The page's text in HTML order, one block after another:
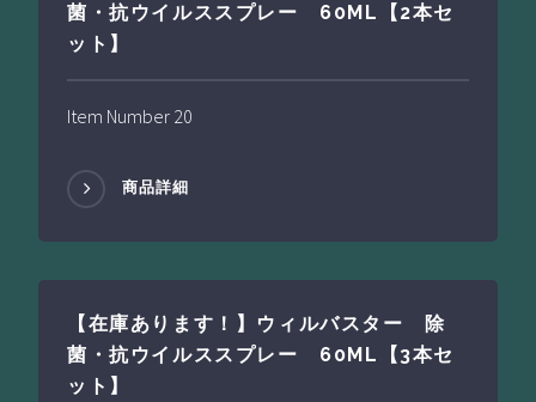
菌・抗ウイルススプレー 60ML【2本セ
ット】
Item Number 20
商品詳細
【在庫あります！】ウィルバスター 除
菌・抗ウイルススプレー 60ML【3本セ
ット】